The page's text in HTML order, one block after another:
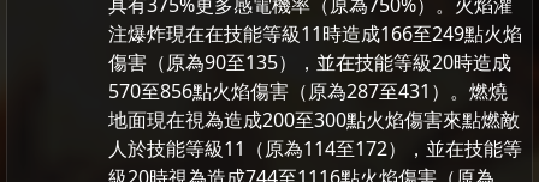
注爆炸現在在技能等級11時造成166至249點火焰
傷害（原為90至135），並在技能等級20時造成
570至856點火焰傷害（原為287至431）。燃燒
地面現在視為造成200至300點火焰傷害來點燃敵
人於技能等級11（原為114至172），並在技能等